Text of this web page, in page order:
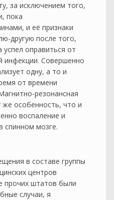
за исключением того,
пока
и её признаки
другую после того,
оправиться от
инфекции. Совершенно
одну, а то и
от времени
резонансная
особенность, что и
воспаление и
спинном мозге.
в составе группы
центров
прочих штатов были
случаи, я